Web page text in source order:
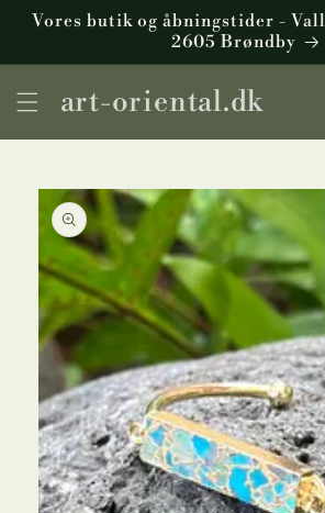
Gå til
Vores butik og åbningstider -
2605 Brøndby
art-oriental.dk